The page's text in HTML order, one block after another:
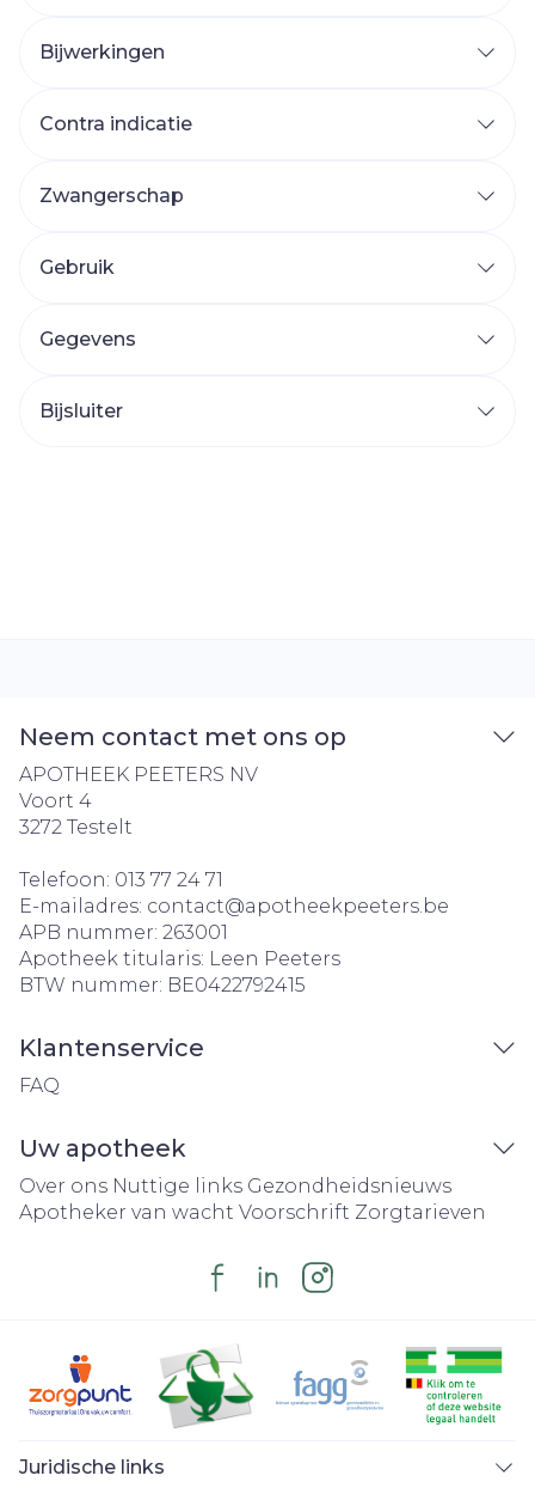
Bijwerkingen
Contra indicatie
Zwangerschap
Gebruik
Gegevens
Bijsluiter
Neem contact met ons op
APOTHEEK PEETERS NV
Voort 4
3272 Testelt
Telefoon: 013 77 24 71
E-mailadres: contact@apotheekpeeters.be
APB nummer: 263001
Apotheek titularis: Leen Peeters
BTW nummer: BE0422792415
Klantenservice
FAQ
Uw apotheek
Over ons Nuttige links Gezondheidsnieuws
Apotheker van wacht Voorschrift Zorgtarieven
Juridische links